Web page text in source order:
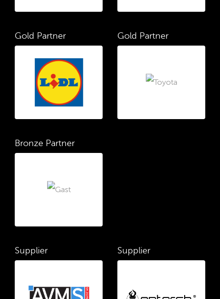
Gold Partner Gold Partner
Bronze Partner
Supplier Supplier